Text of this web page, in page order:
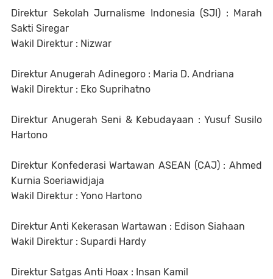
Direktur Sekolah Jurnalisme Indonesia (SJI) : Marah
Sakti Siregar
Wakil Direktur : Nizwar
Direktur Anugerah Adinegoro : Maria D. Andriana
Wakil Direktur : Eko Suprihatno
Direktur Anugerah Seni & Kebudayaan : Yusuf Susilo
Hartono
Direktur Konfederasi Wartawan ASEAN (CAJ) : Ahmed
Kurnia Soeriawidjaja
Wakil Direktur : Yono Hartono
Direktur Anti Kekerasan Wartawan : Edison Siahaan
Wakil Direktur : Supardi Hardy
Direktur Satgas Anti Hoax : Insan Kamil